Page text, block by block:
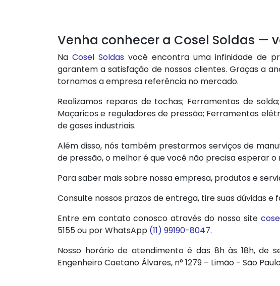
Venha conhecer a Cosel Soldas —
NaCosel Soldas você encontra uma infinidade de
garantem a satisfação de nossos clientes. Graças a
tornamos a empresa referência no mercado.
Realizamos reparos de tochas; Ferramentas de
Maçaricos e reguladores de pressão; Ferramentas
de gases industriais.
Além disso, nós também prestarmos serviços de
de pressão, o melhor é que você não precisa esperar
Para saber mais sobre nossa empresa, produtos e
Consulte nossos prazos de entrega, tire suas dúvidas
Entre em contato conosco através do nosso site
5155 ou por WhatsApp (11) 99190-8047.
Nosso horário de atendimento é das 8h às 18h, de
Engenheiro Caetano Álvares, n° 1279 – Limão - São